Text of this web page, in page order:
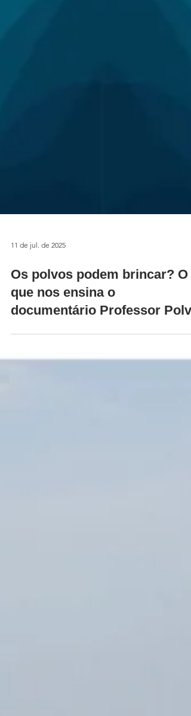
Os polvos podem brincar? O
que nos ensina o
documentário Professor